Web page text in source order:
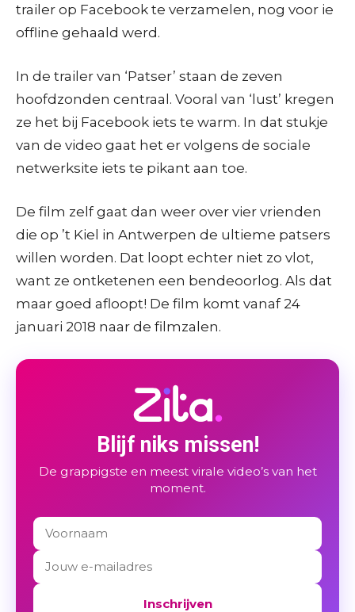
trailer op Facebook te verzamelen, nog voor ie
offline gehaald werd.
In de trailer van ‘Patser’ staan de zeven
hoofdzonden centraal. Vooral van ‘lust’ kregen
ze het bij Facebook iets te warm. In dat stukje
van de video gaat het er volgens de sociale
netwerksite iets te pikant aan toe.
De film zelf gaat dan weer over vier vrienden
die op ’t Kiel in Antwerpen de ultieme patsers
willen worden. Dat loopt echter niet zo vlot,
want ze ontketenen een bendeoorlog. Als dat
maar goed afloopt! De film komt vanaf 24
januari 2018 naar de filmzalen.
Blijf niks missen!
De grappigste en meest virale video’s van het
moment.
Inschrijven